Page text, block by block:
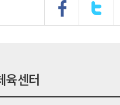
육센터